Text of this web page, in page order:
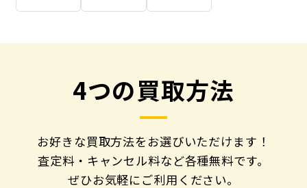
4つの買取方法
お好きな買取方法をお選びいただけます！
査定料・キャンセル料など各種無料です。
ぜひお気軽にご利用ください。